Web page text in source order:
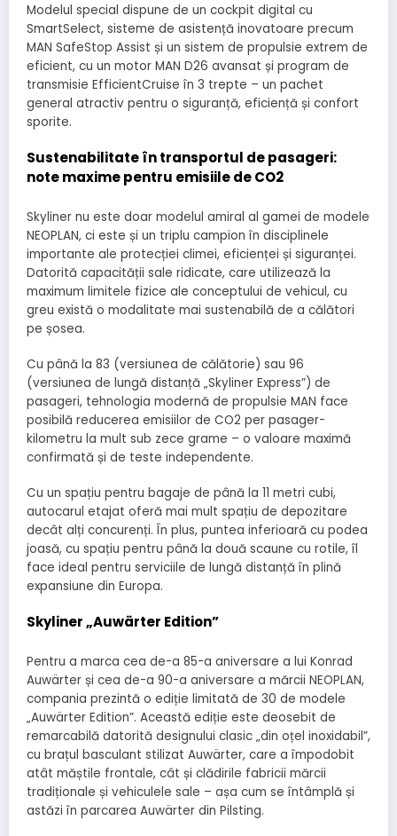
Modelul special dispune de un cockpit digital cu
SmartSelect, sisteme de asistență inovatoare precum
MAN SafeStop Assist și un sistem de propulsie extrem de
eficient, cu un motor MAN D26 avansat și program de
transmisie EfficientCruise în 3 trepte – un pachet
general atractiv pentru o siguranță, eficiență și confort
sporite.
Sustenabilitate în transportul de pasageri:
note maxime pentru emisiile de CO2
Skyliner nu este doar modelul amiral al gamei de modele
NEOPLAN, ci este și un triplu campion în disciplinele
importante ale protecției climei, eficienței și siguranței.
Datorită capacității sale ridicate, care utilizează la
maximum limitele fizice ale conceptului de vehicul, cu
greu există o modalitate mai sustenabilă de a călători
pe șosea.
Cu până la 83 (versiunea de călătorie) sau 96
(versiunea de lungă distanță „Skyliner Express”) de
pasageri, tehnologia modernă de propulsie MAN face
posibilă reducerea emisiilor de CO2 per pasager-
kilometru la mult sub zece grame – o valoare maximă
confirmată și de teste independente.
Cu un spațiu pentru bagaje de până la 11 metri cubi,
autocarul etajat oferă mai mult spațiu de depozitare
decât alți concurenți. În plus, puntea inferioară cu podea
joasă, cu spațiu pentru până la două scaune cu rotile, îl
face ideal pentru serviciile de lungă distanță în plină
expansiune din Europa.
Skyliner „Auwärter Edition”
Pentru a marca cea de-a 85-a aniversare a lui Konrad
Auwärter și cea de-a 90-a aniversare a mărcii NEOPLAN,
compania prezintă o ediție limitată de 30 de modele
„Auwärter Edition”. Această ediție este deosebit de
remarcabilă datorită designului clasic „din oțel inoxidabil”,
cu brațul basculant stilizat Auwärter, care a împodobit
atât măștile frontale, cât și clădirile fabricii mărcii
tradiționale și vehiculele sale – așa cum se întâmplă și
astăzi în parcarea Auwärter din Pilsting.